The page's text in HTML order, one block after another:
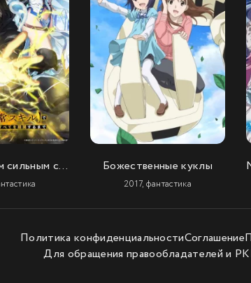
Я стал самым сильным с провальным навыком «ненормальное состояние», я разрушу всё Божественные куклы
2017, фантастика
Политика конфиденциальностиСоглашение
Для обращения правообладателей и